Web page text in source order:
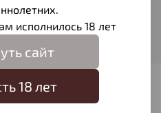
исполнилось 18 лет
сайт
18 лет